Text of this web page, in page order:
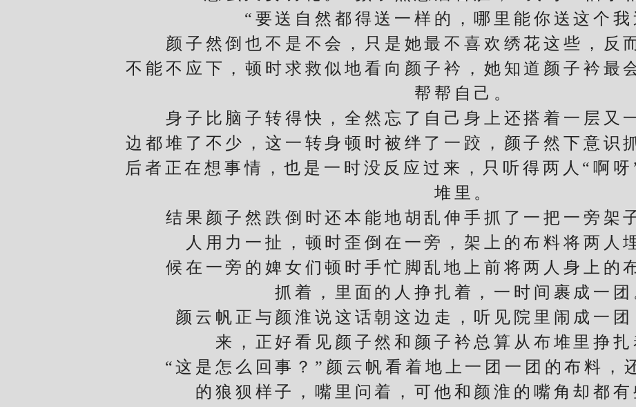
“要送自然都得送一样的，哪里能你送这个我
颜子然倒也不是不会，只是她最不喜欢绣花这些，反
不能不应下，顿时求救似地看向颜子衿，她知道颜子衿最
帮帮自己。
身子比脑子转得快，全然忘了自己身上还搭着一层又
边都堆了不少，这一转身顿时被绊了一跤，颜子然下意识
后者正在想事情，也是一时没反应过来，只听得两人“啊
堆里。
结果颜子然跌倒时还本能地胡乱伸手抓了一把一旁架
人用力一扯，顿时歪倒在一旁，架上的布料将两人
候在一旁的婢女们顿时手忙脚乱地上前将两人身上的
抓着，里面的人挣扎着，一时间裹成一团
颜云帆正与颜淮说这话朝这边走，听见院里闹成一团
来，正好看见颜子然和颜子衿总算从布堆里挣扎
“这是怎么回事？”颜云帆看着地上一团一团的布料，
的狼狈样子，嘴里问着，可他和颜淮的嘴角却都有